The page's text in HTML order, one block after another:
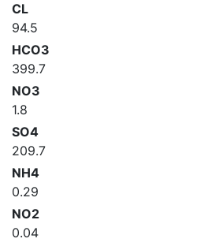
CL
94.5
HCO3
399.7
NO3
1.8
SO4
209.7
NH4
0.29
NO2
0.04